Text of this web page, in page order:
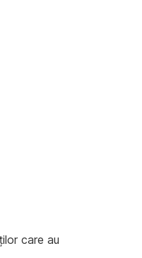
care au